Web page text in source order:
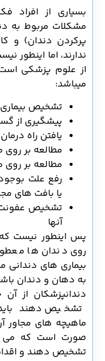
بسیاری از افراد
مشکلات مربوط به
پرکردن دندان) و
از علوم پزشکی است و
میباشد:
تشخیص بیماری
پیشگیری از
یافتن راه درمان
مطالعه بر روی
مطالعه بر روی
رفع علت بوجود
یا بافت های مجاور
تشخیص عفونت و
آنها
پس اینطور نیست که
روی دندان ها معطوف
بیماری های دندانی
به دهان و دندان باشد
دندانپزشکان از آن
تشخیص دهند باید
ماهیچه های مجاور آن
صورت است که می
تشخیص دهند و اقدام